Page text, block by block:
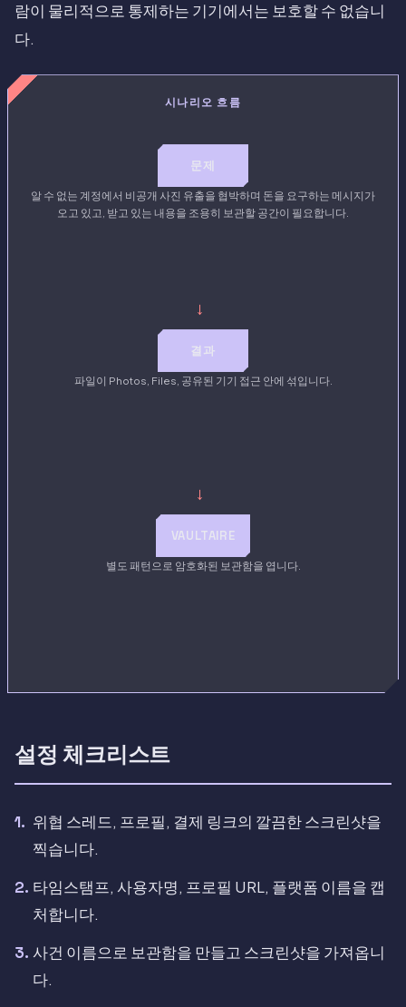
람이 물리적으로 통제하는 기기에서는 보호할 수 없습니
다.
시나리오 흐름
문제
알 수 없는 계정에서 비공개 사진 유출을 협박하며 돈을 요구하는 메시지가
오고 있고, 받고 있는 내용을 조용히 보관할 공간이 필요합니다.
→
결과
파일이 Photos, Files, 공유된 기기 접근 안에 섞입니다.
→
VAULTAIRE
별도 패턴으로 암호화된 보관함을 엽니다.
설정 체크리스트
위협 스레드, 프로필, 결제 링크의 깔끔한 스크린샷을
찍습니다.
타임스탬프, 사용자명, 프로필 URL, 플랫폼 이름을 캡
처합니다.
사건 이름으로 보관함을 만들고 스크린샷을 가져옵니
다.